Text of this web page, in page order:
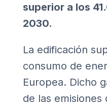
superior a los
2030.
La edificación
consumo de
Europea. Dicho
de las emisiones